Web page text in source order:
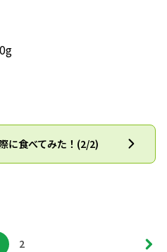
に食べてみた！(2/2)
2